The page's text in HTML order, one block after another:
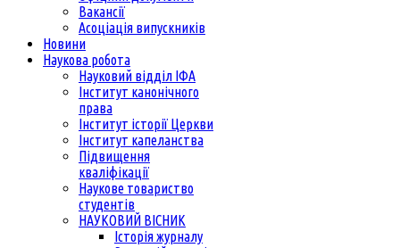
Вакансії
Асоціація випускників
Новини
Наукова робота
Науковий відділ ІФА
Інститут канонічного
права
Інститут історії Церкви
Інститут капеланства
Підвищення
кваліфікації
Наукове товариство
студентів
НАУКОВИЙ ВІСНИК
Історія журналу